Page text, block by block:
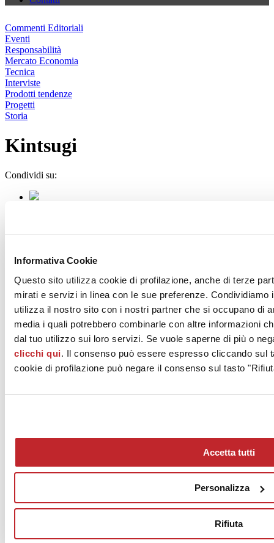
Informativa Cookie
Questo sito utilizza cookie di profilazione, anche di terze
mirati e servizi in linea con le sue preferenze.
utilizza il nostro sito con i nostri partner che si occupano di
media i quali potrebbero combinarle con altre informazioni
dal tuo utilizzo sui loro servizi. Se vuole saperne di più o
clicchi qui. Il consenso può essere espresso cliccando sul
cookie di profilazione può negare il consenso sul tasto
Accetta tutti
Personalizza
Rifiuta
Commenti Editoriali
Eventi
Responsabilità
Mercato Economia
Tecnica
Interviste
Prodotti tendenze
Progetti
Storia
Kintsugi
Condividi su:
News
aziende
Edi.Cer S.p.a. Società unipersonale
Viale Monte Santo, 40 - 41049 Sassuolo (MO) - Italy
00853700367
Iscrizione al Registro delle Imprese: REA Modena 189678